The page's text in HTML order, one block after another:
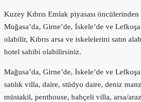
Kuzey Kıbrıs Emlak piyasası
Muğasa’da, Girne’de, İskele’de ve
olabilir, Kıbrıs arsa ve iskelelerini satın
hotel sahibi olabilirsiniz.
Mağusa’da, Girne’de, İskele’de ve
satılık villa, daire, stüdyo daire, deniz
müstakil, penthouse, bahçeli villa, arsa/